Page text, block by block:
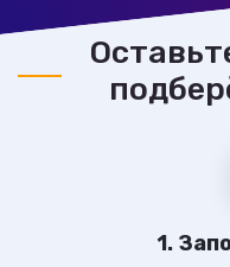
1.